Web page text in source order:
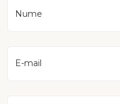
Nume
E-mail